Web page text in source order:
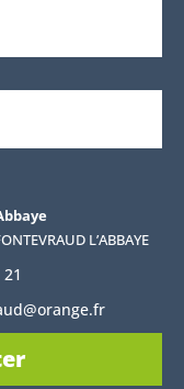
L’ABBAYE